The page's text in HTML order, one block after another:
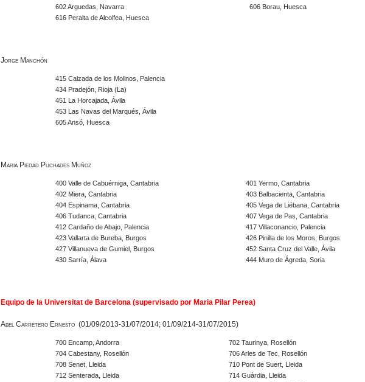
602 Arguedas, Navarra
606 Borau, Huesca
616 Peralta de Alcolfea, Huesca
Jorge Manchón
415 Calzada de los Molinos, Palencia
434 Pradejón, Rioja (La)
451 La Horcajada, Ávila
453 Las Navas del Marqués, Ávila
605 Ansó, Huesca
Maria Piedad Puchades Muñoz
400 Valle de Cabuérniga, Cantabria
401 Yermo, Cantabria
402 Miera, Cantabria
403 Balbacienta, Cantabria
404 Espinama, Cantabria
405 Vega de Liébana, Cantabria
406 Tudanca, Cantabria
407 Vega de Pas, Cantabria
412 Cardaño de Abajo, Palencia
417 Villaconancio, Palencia
423 Vallarta de Bureba, Burgos
426 Pinilla de los Moros, Burgos
427 Villanueva de Gumiel, Burgos
452 Santa Cruz del Valle, Ávila
430 Sarría, Álava
444 Muro de Ágreda, Soria
Equipo de la Universitat de Barcelona (supervisado por Maria Pilar Perea)
Abel Carretero Ernesto (01/09/2013-31/07/2014; 01/09/214-31/07/2015)
700 Encamp, Andorra
702 Taurinya, Rosellón
704 Cabestany, Rosellón
706 Arles de Tec, Rosellón
708 Senet, Lleida
710 Pont de Suert, Lleida
712 Senterada, Lleida
714 Guàrdia, Lleida